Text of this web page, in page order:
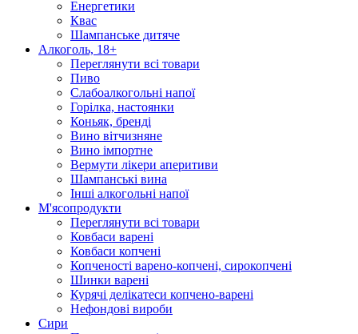
Енергетики
Квас
Шампанське дитяче
Алкоголь, 18+
Переглянути всі товари
Пиво
Слабоалкогольні напої
Горілка, настоянки
Коньяк, бренді
Вино вітчизняне
Вино імпортне
Вермути лікери аперитиви
Шампанські вина
Інші алкогольні напої
М'ясопродукти
Переглянути всі товари
Ковбаси варені
Ковбаси копчені
Копченості варено-копчені, сирокопчені
Шинки варені
Курячі делікатеси копчено-варені
Нефондові вироби
Сири